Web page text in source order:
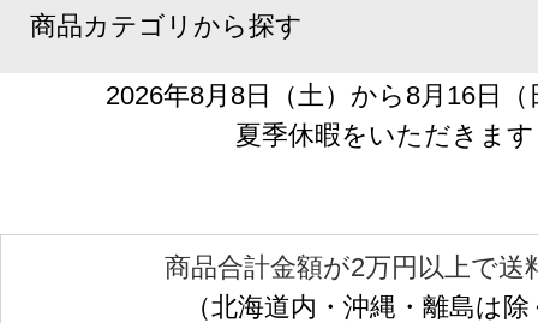
商品カテゴリから探す
2026年8月8日（土）から8月16日
夏季休暇をいただきます
商品合計金額が2万円以上で送
（北海道内・沖縄・離島は